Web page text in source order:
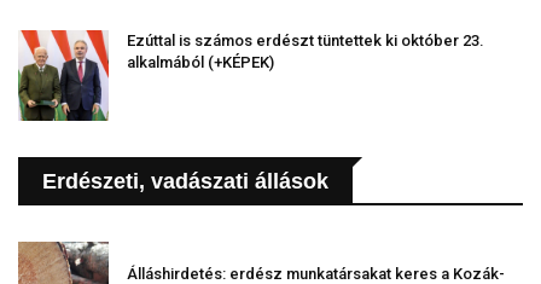
Ezúttal is számos erdészt tüntettek ki október 23.
alkalmából (+KÉPEK)
Erdészeti, vadászati állások
Álláshirdetés: erdész munkatársakat keres a Kozák-